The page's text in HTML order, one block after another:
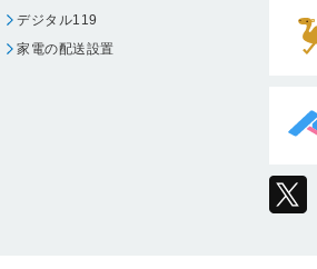
デジタル119
家電の配送設置